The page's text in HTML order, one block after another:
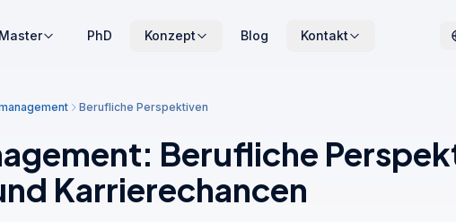
Master PhD Konzept Blog Kontakt
Berufliche Perspektiven
Berufliche
Karrierechancen